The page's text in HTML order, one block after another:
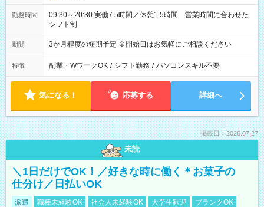
勤務時間
09:30～20:30 実働7.5時間／休憩1.5時間 営業時間に合わせた
シフト制
期間 3か月程度の短期予定 ※開始日はお気軽にご相談ください
特徴 副業・WワークOK / シフト勤務 / パソコンスキル不要
気になる！ 応募する 詳細へ
掲載日：2026.07.27
未読
＼1日だけでOK！／好きな時に働く＊お菓子の
仕分け／日払いOK
派遣 職種未経験OK 社会人未経験OK 大学生歓迎
ブランクOK